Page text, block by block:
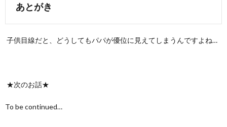
あとがき
子供目線だと、どうしてもパパが優位に見えてしまうんですよね…
★次のお話★
To be continued…